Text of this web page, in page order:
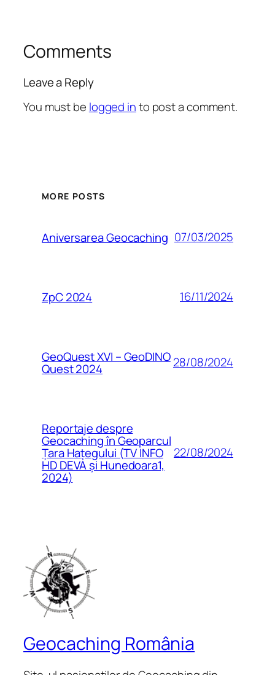
Comments
Leave a Reply
You must be logged into post a comment.
MORE POSTS
Aniversarea Geocaching 07/03/2025
ZpC 2024 16/11/2024
GeoQuest XVI – GeoDINO
Quest 2024 28/08/2024
Reportaje despre
Geocaching în Geoparcul
Țara Hațegului (TV INFO
HD DEVA și Hunedoara1,
2024)
22/08/2024
Geocaching România